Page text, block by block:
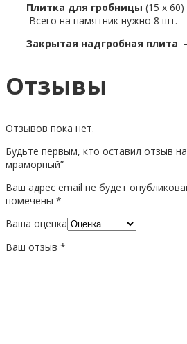
Плитка для гробницы (15 х
Всего на памятник нужно 8
Закрытая надгробная плита
Отзывы
Отзывов пока нет.
Будьте первым, кто оставил отзыв
мраморный”
Ваш адрес email не будет
помечены *
Ваша оценка
Ваш отзыв *